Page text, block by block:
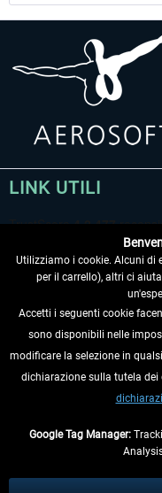
LINK UTILI
RECEDERE DAL
INFORMAZIONI
Utilizziamo i cookie. Alcuni di
per il carrello), altri ci
Accetti i seguenti cookie
sono disponibili nelle
modificare la selezione in
dichiarazione sulla tutela dei
Google Tag Manager: